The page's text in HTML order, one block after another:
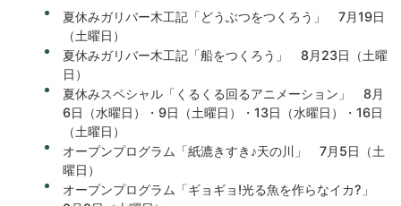
夏休みガリバー木工記「どうぶつをつくろう」 7月19日
（土曜日）
夏休みガリバー木工記「船をつくろう」 8月23日（土曜
日）
夏休みスペシャル「くるくる回るアニメーション」 8月
6日（水曜日）・9日（土曜日）・13日（水曜日）・16日
（土曜日）
オープンプログラム「紙漉きすき♪天の川」 7月5日（土
曜日）
オープンプログラム「ギョギョ!光る魚を作らなイカ?」